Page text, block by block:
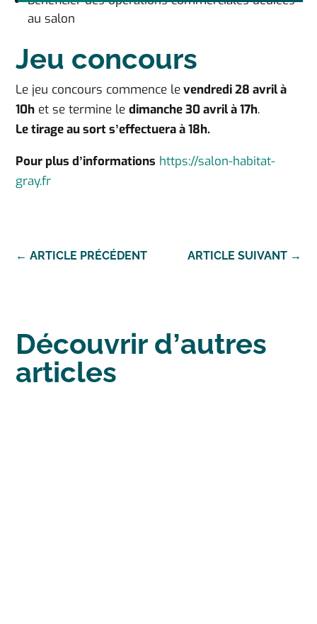
au salon
Jeu concours
Le jeu concours commence levendredi 28 avril à
10h et se termine ledimanche 30 avril à 17h.
Le tirage au sort s’effectuera à 18h.
Pour plus d’informations https://salon-habitat-
gray.fr
←ARTICLE PRÉCÉDENT ARTICLE SUIVANT→
Découvrir d’autres
articles